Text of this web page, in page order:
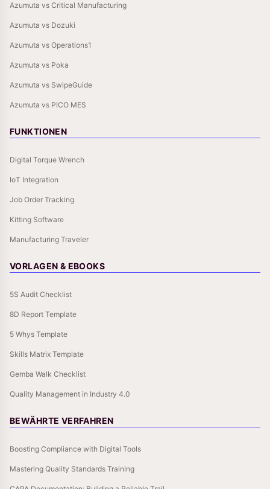
Azumuta vs Critical Manufacturing
Azumuta vs Dozuki
Azumuta vs Operations1
Azumuta vs Poka
Azumuta vs SwipeGuide
Azumuta vs PICO MES
FUNKTIONEN
Digital Torque Wrench
IoT Integration
Job Order Tracking
Kitting Software
Manufacturing Traveler
VORLAGEN & EBOOKS
5S Audit Checklist
8D Report Template
5 Whys Template
Skills Matrix Template
Gemba Walk Checklist
Quality Management in Industry 4.0
BEWÄHRTE VERFAHREN
Boosting Compliance with Digital Tools
Mastering Quality Standards Training